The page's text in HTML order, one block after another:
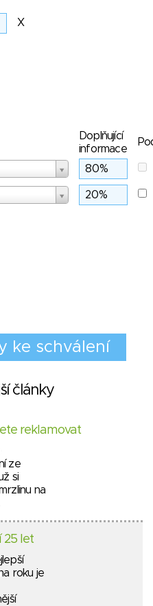
X
Doplňující
informace
články
reklamovat
ze
si
na
25 let
roku je